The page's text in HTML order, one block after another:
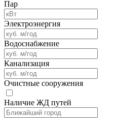
Пар
Электроэнергия
Водоснабжение
Канализация
Очистные сооружения
Наличие ЖД путей